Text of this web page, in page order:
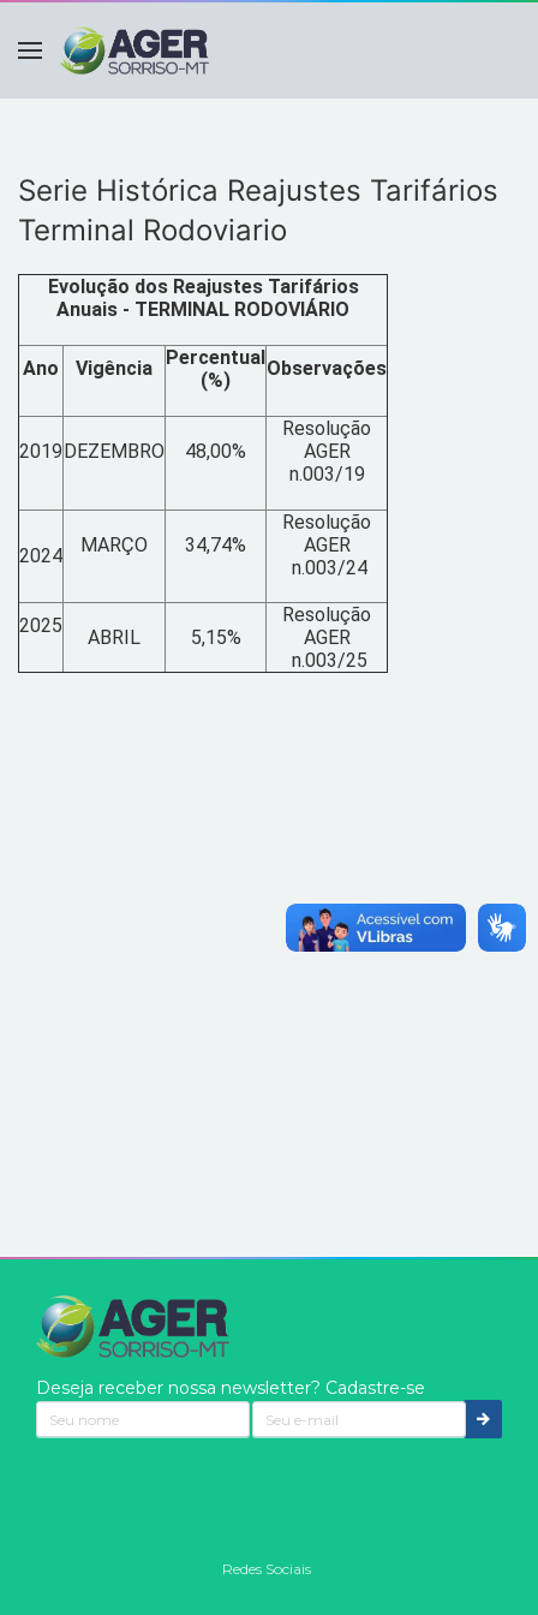
Serie Histórica Reajustes Tarifários
Terminal Rodoviario
Evolução dos Reajustes Tarifários
Anuais - TERMINAL RODOVIÁRIO
Ano Vigência
Percentual
(%)
Observações
2019DEZEMBRO 48,00%
Resolução
AGER
n.003/19
2024 MARÇO 34,74%
Resolução
AGER
n.003/24
2025
ABRIL 5,15%
Resolução
AGER
n.003/25
Deseja receber nossa newsletter? Cadastre-se
Redes Sociais